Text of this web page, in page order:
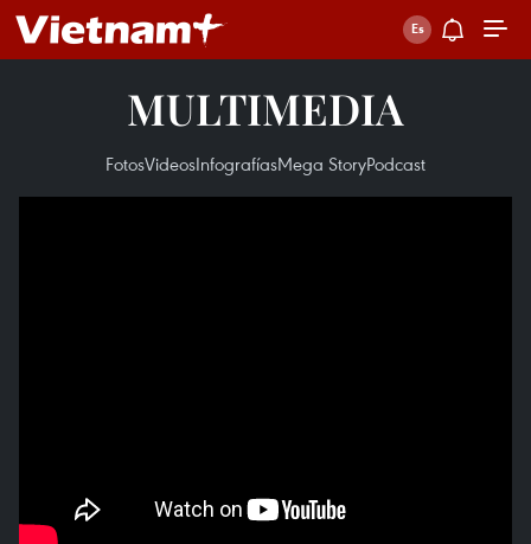
MULTIMEDIA
FotosVideosInfografíasMega StoryPodcast